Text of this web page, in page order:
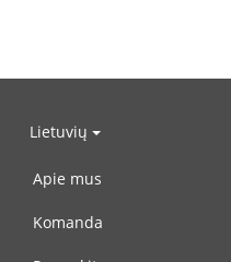
Lietuvių
Apie mus
Komanda